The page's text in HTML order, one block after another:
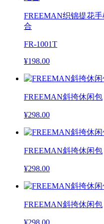
FREEMAN织锦提花
合
FR-1001T
¥198.00
FREEMAN斜挎休闲包
¥298.00
FREEMAN斜挎休闲包
¥298.00
FREEMAN斜挎休闲包